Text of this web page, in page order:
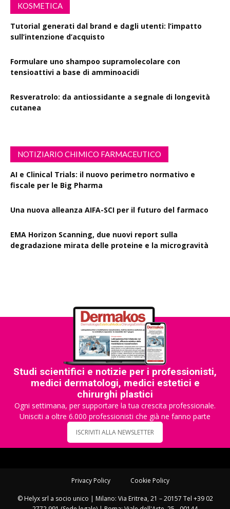
KOSMETICA
Tutorial generati dal brand e dagli utenti: l’impatto
sull’intenzione d’acquisto
Formulare uno shampoo supramolecolare con
tensioattivi a base di amminoacidi
Resveratrolo: da antiossidante a segnale di longevità
cutanea
NOTIZIARIO CHIMICO FARMACEUTICO
AI e Clinical Trials: il nuovo perimetro normativo e
fiscale per le Big Pharma
Una nuova alleanza AIFA-SCI per il futuro del farmaco
EMA Horizon Scanning, due nuovi report sulla
degradazione mirata delle proteine e la microgravità
Studi scientifici e notizie per i professionisti,
medici dermatologi, medici estetici e
chirurghi plastici
Ogni settimana, per supportare la tua crescita professionale.
Unisciti a oltre 6.000 professionisti che già ne fanno parte
ISCRIVITI ALLA NEWSLETTER
Privacy Policy Cookie Policy
© Helyx srl a socio unico | Milano: Via Eritrea, 21 – 20157 Tel +39 02